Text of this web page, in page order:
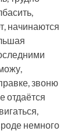
начинаются
звоню
отдаётся
немного